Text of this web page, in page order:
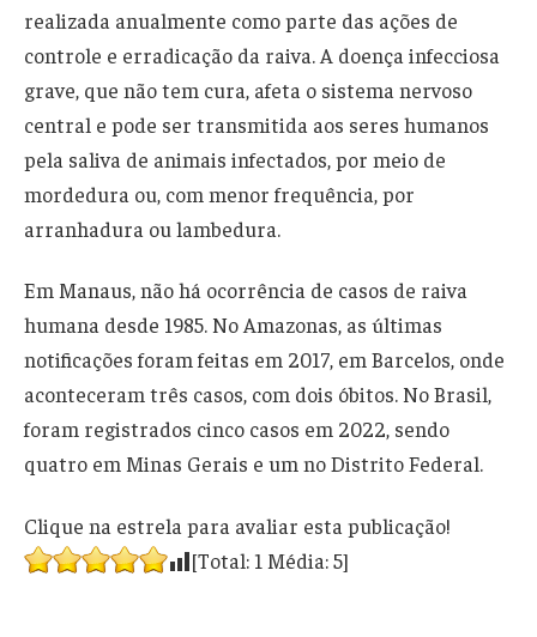
realizada anualmente como parte das ações de
controle e erradicação da raiva. A doença infecciosa
grave, que não tem cura, afeta o sistema nervoso
central e pode ser transmitida aos seres humanos
pela saliva de animais infectados, por meio de
mordedura ou, com menor frequência, por
arranhadura ou lambedura.
Em Manaus, não há ocorrência de casos de raiva
humana desde 1985. No Amazonas, as últimas
notificações foram feitas em 2017, em Barcelos, onde
aconteceram três casos, com dois óbitos. No Brasil,
foram registrados cinco casos em 2022, sendo
quatro em Minas Gerais e um no Distrito Federal.
Clique na estrela para avaliar esta publicação!
[Total: 1 Média:5]